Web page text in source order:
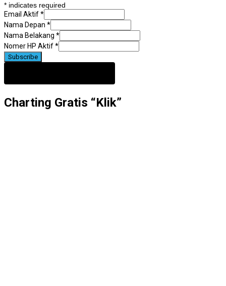
* indicates required
Email Aktif*
Nama Depan *
Nama Belakang *
Nomer HP Aktif*
Charting Gratis “Klik”